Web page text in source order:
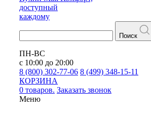
доступный
каждому
Поиск
ПН-ВС
с 10:00 до 20:00
8 (800) 302-77-06 8 (499) 348-15-11
КОРЗИНА
0 товаров. Заказать звонок
Меню